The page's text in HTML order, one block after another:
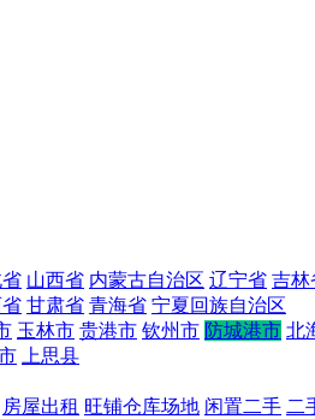
山西省 内蒙古自治区 辽宁省 吉林
甘肃省 青海省 宁夏回族自治区
玉林市 贵港市 钦州市 防城港市 北
上思县
房屋出租 旺铺仓库场地 闲置二手 二